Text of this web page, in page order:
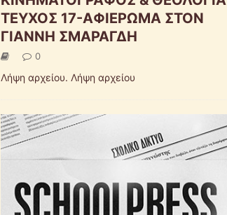
ΤΕΥΧΟΣ 17-ΑΦΙΕΡΩΜΑ ΣΤΟΝ
ΓΙΑΝΝΗ ΣΜΑΡΑΓΔΗ
0
Λήψη αρχείου. Λήψη αρχείου